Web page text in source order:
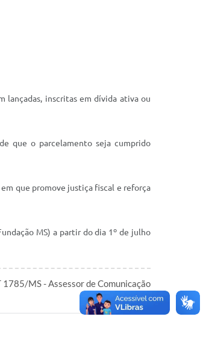
lançadas, inscritas em dívida ativa ou
que o parcelamento seja cumprido
que promove justiça fiscal e reforça
MS) a partir do dia 1º de julho
1785/MS - Assessor de Comunicação